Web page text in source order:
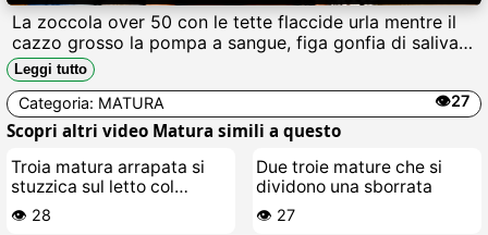
La zoccola over 50 con le tette flaccide urla mentre il
cazzo grosso la pompa a sangue, figa gonfia di saliva e
piscio, fino a riempirla di sborra calda che le cola dalle
labbra tumefatte, troia finita.
Leggi tutto
Categoria: MATURA 👁️27
Scopri altri video Matura simili a questo
Troia matura arrapata si
stuzzica sul letto col
ghiaccio
👁️ 28
Due troie mature che si
dividono una sborrata
👁️ 27